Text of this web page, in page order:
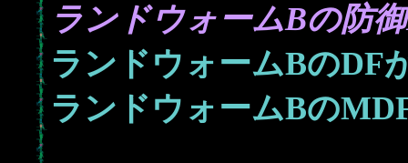
ランドウォームBの防
ランドウォームBのDF
ランドウォームBの